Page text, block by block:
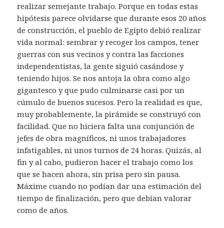
realizar semejante trabajo. Porque en todas estas
hipótesis parece olvidarse que durante esos 20 años
de construcción, el pueblo de Egipto debió realizar
vida normal: sembrar y recoger los campos, tener
guerras con sus vecinos y contra las facciones
independentistas, la gente siguió casándose y
teniendo hijos. Se nos antoja la obra como algo
gigantesco y que pudo culminarse casi por un
cúmulo de buenos sucesos. Pero la realidad es que,
muy probablemente, la pirámide se construyó con
facilidad. Que no hiciera falta una conjunción de
jefes de obra magníficos, ni unos trabajadores
infatigables, ni unos turnos de 24 horas. Quizás, al
fin y al cabo, pudieron hacer el trabajo como los
que se hacen ahora, sin prisa pero sin pausa.
Máxime cuando no podían dar una estimación del
tiempo de finalización, pero que debían valorar
como de años.